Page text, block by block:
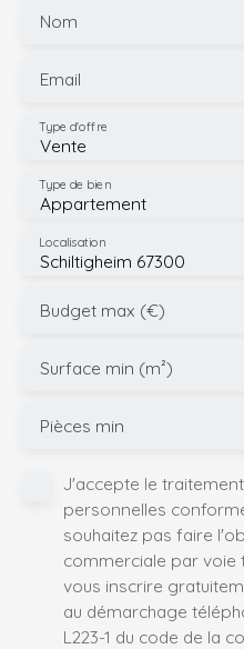
Nom
Email
Vente
Type d'offre
Appartement
Type de bien
Schiltigheim 67300
Localisation
Budget max (€)
Surface min (m²)
Pièces min
J'accepte le
personnelles
souhaitez pas faire
commerciale par voie
vous inscrire
au démarchage
L223-1 du code de la